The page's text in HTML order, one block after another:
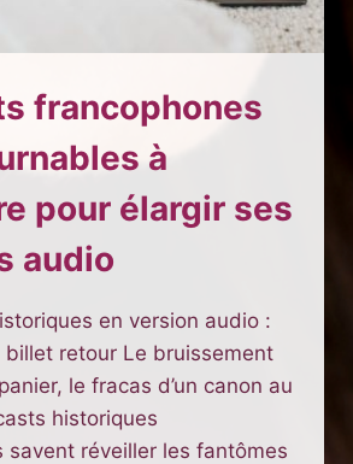
francophones
à
pour élargir ses
audio
en version audio :
billet retour Le bruissement
le fracas d’un canon au
historiques
savent réveiller les fantômes